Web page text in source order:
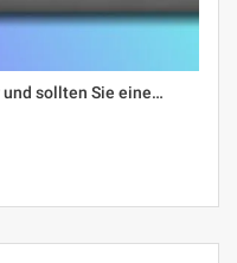
sollten Sie eine…